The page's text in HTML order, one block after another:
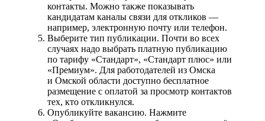
контакты. Можно также показывать
кандидатам каналы связи для откликов —
например, электронную почту или телефон.
Выберите тип публикации. Почти во всех
случаях надо выбрать платную публикацию
по тарифу «Стандарт», «Стандарт плюс» или
«Премиум». Для работодателей из Омска
и Омской области доступно бесплатное
размещение с оплатой за просмотр контактов
тех, кто откликнулся.
Опубликуйте вакансию. Нажмите